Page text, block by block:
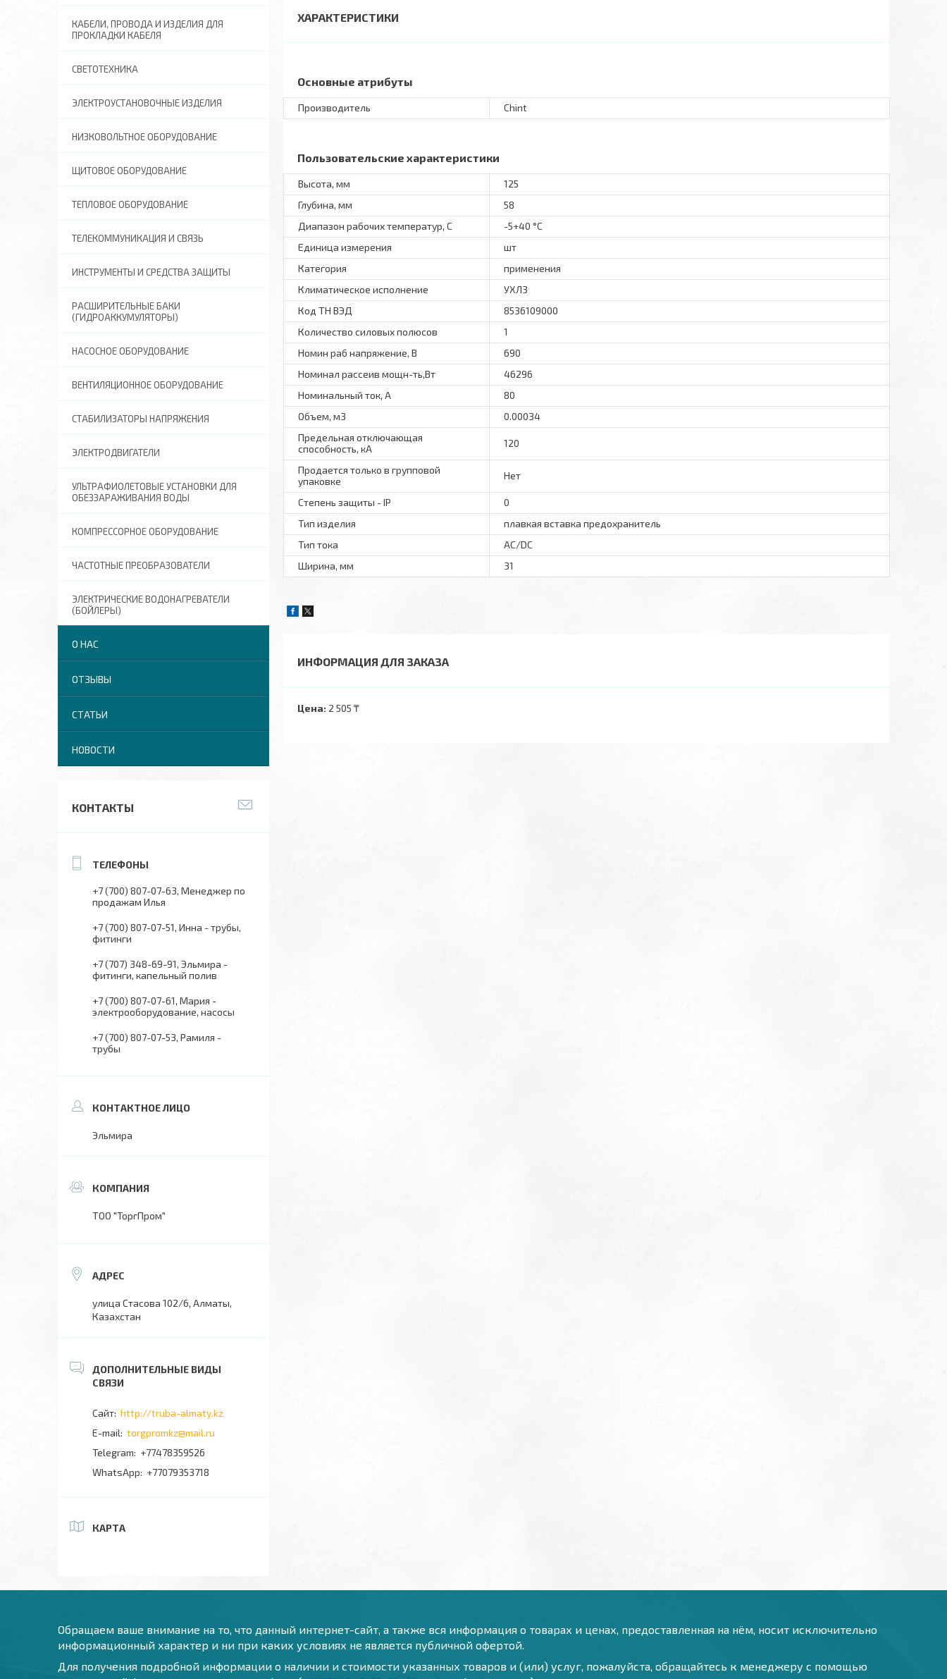
ХАРАКТЕРИСТИКИ
Основные атрибуты
Производитель Chint
Пользовательские характеристики
Высота, мм
125
Глубина, мм
58
Диапазон рабочих температур, С
-5+40 °C
Единица измерения
шт
Категория
применения
Климатическое исполнение
УХЛ3
Код ТН ВЭД
8536109000
Количество силовых полюсов
1
Номин раб напряжение, В
690
Номинал рассеив мощн-ть,Вт
46296
Номинальный ток, А
80
Объем, м3
0.00034
Предельная отключающая
способность, кA
120
Продается только в групповой
упаковке
Нет
Степень защиты - IP
0
Тип изделия
плавкая вставка предохранитель
Тип тока
AC/DC
Ширина, мм
31
ИНФОРМАЦИЯ ДЛЯ ЗАКАЗА
Цена: 2 505 ₸
КАБЕЛИ, ПРОВОДА И ИЗДЕЛИЯ ДЛЯ
ПРОКЛАДКИ КАБЕЛЯ
СВЕТОТЕХНИКА
ЭЛЕКТРОУСТАНОВОЧНЫЕ ИЗДЕЛИЯ
НИЗКОВОЛЬТНОЕ ОБОРУДОВАНИЕ
ЩИТОВОЕ ОБОРУДОВАНИЕ
ТЕПЛОВОЕ ОБОРУДОВАНИЕ
ТЕЛЕКОММУНИКАЦИЯ И СВЯЗЬ
ИНСТРУМЕНТЫ И СРЕДСТВА ЗАЩИТЫ
РАСШИРИТЕЛЬНЫЕ БАКИ
(ГИДРОАККУМУЛЯТОРЫ)
НАСОСНОЕ ОБОРУДОВАНИЕ
ВЕНТИЛЯЦИОННОЕ ОБОРУДОВАНИЕ
СТАБИЛИЗАТОРЫ НАПРЯЖЕНИЯ
ЭЛЕКТРОДВИГАТЕЛИ
УЛЬТРАФИОЛЕТОВЫЕ УСТАНОВКИ ДЛЯ
ОБЕЗЗАРАЖИВАНИЯ ВОДЫ
КОМПРЕССОРНОЕ ОБОРУДОВАНИЕ
ЧАСТОТНЫЕ ПРЕОБРАЗОВАТЕЛИ
ЭЛЕКТРИЧЕСКИЕ ВОДОНАГРЕВАТЕЛИ
(БОЙЛЕРЫ)
О НАС
ОТЗЫВЫ
СТАТЬИ
НОВОСТИ
КОНТАКТЫ
+7 (700) 807-07-63 Менеджер по
продажам Илья
+7 (700) 807-07-51 Инна - трубы,
фитинги
+7 (707) 348-69-91 Эльмира -
фитинги, капельный полив
+7 (700) 807-07-61 Мария -
электрооборудование, насосы
+7 (700) 807-07-53 Рамиля -
трубы
Эльмира
ТОО "ТоргПром"
улица Стасова 102/6, Алматы,
Казахстан
http://truba-almaty.kz
torgpromkz@mail.ru
+77478359526
+77079353718
КАРТА
Обращаем ваше внимание на то, что данный интернет-сайт, а также вся информация о товарах и ценах, предоставленная на нём, носит исключительно
информационный характер и ни при каких условиях не является публичной офертой.
Для получения подробной информации о наличии и стоимости указанных товаров и (или) услуг, пожалуйста, обращайтесь к менеджеру с помощью